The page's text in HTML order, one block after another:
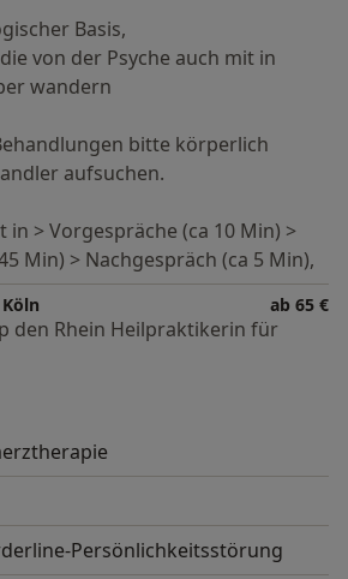
Komponente: eine
bestimmt.
die oft subjektiv
gestört) etwas an ihrem Gewicht
gekommen sind.
viele Möglichkeiten, die
Leiden zu lindern, zu
verhindern. Der Erfolg hängt aber
von Art und Entstehung ab.
Basis,
von der Psyche auch mit in
wandern
bitte körperlich
aufsuchen.
> Vorgespräche (ca 10 Min) >
Min) > Nachgespräch (ca 5 Min),
ab 65 €
den Rhein Heilpraktikerin für
Persönlichkeitsstörung